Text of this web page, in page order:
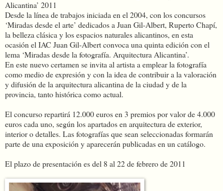
Alicantina’ 2011
Desde la línea de trabajos iniciada en el 2004, con los concursos
‘Miradas desde el arte’ dedicados a Juan Gil-Albert, Ruperto Chapí,
la belleza clásica y los espacios naturales alicantinos, en esta
ocasión el IAC Juan Gil-Albert convoca una quinta edición con el
lema ‘Miradas desde la fotografía. Arquitectura Alicantina’.
En este nuevo certamen se invita al artista a emplear la fotografía
como medio de expresión y con la idea de contribuir a la valoración
y difusión de la arquitectura alicantina de la ciudad y de la
provincia, tanto histórica como actual.
El concurso repartirá 12.000 euros en 3 premios por valor de 4.000
euros cada uno, según los apartados en arquitectura de exterior,
interior o detalles. Las fotografías que sean seleccionadas formarán
parte de una exposición y aparecerán publicadas en un catálogo.
El plazo de presentación es del 8 al 22 de febrero de 2011